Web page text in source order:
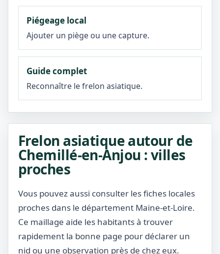
Piégeage local
Ajouter un piège ou une capture.
Guide complet
Reconnaître le frelon asiatique.
Frelon asiatique autour de
Chemillé-en-Anjou : villes
proches
Vous pouvez aussi consulter les fiches locales
proches dans le département Maine-et-Loire.
Ce maillage aide les habitants à trouver
rapidement la bonne page pour déclarer un
nid ou une observation près de chez eux.